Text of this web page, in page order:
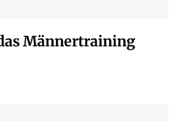
Männertraining